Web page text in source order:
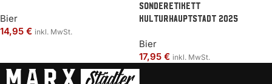
Bier
14,95 € inkl. MwSt.
Sonderetikett
Kulturhauptstadt 2025
Bier
17,95 € inkl. MwSt.